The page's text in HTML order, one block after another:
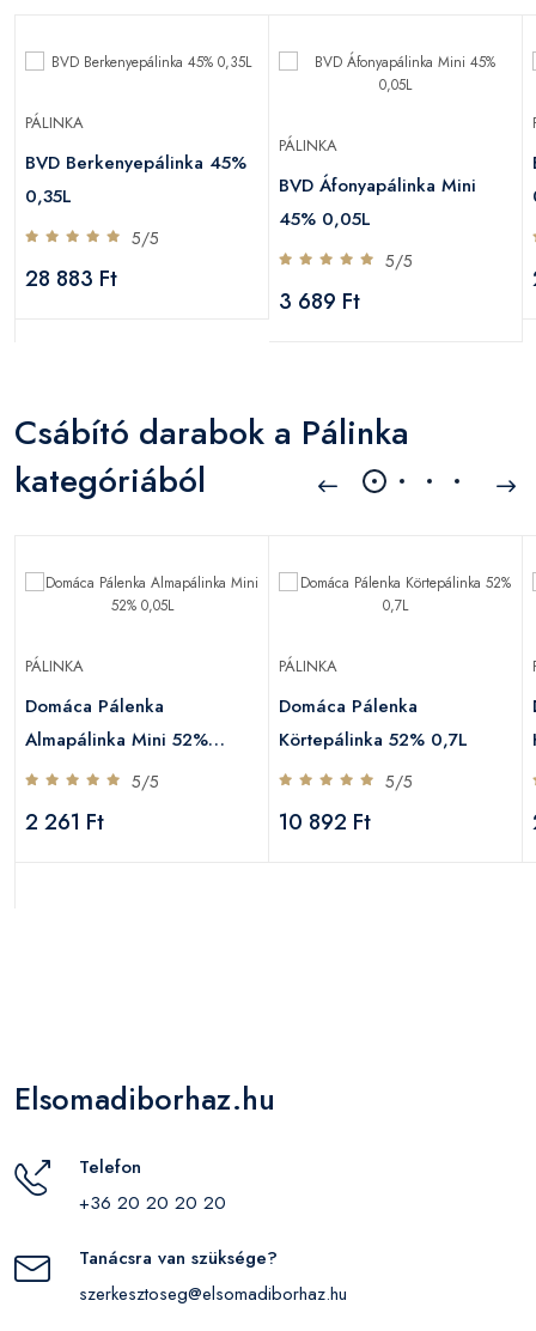
PÁLINKA
BVD Berkenyepálinka 45%
0,35L
5/5
28 883 Ft
PÁLINKA
BVD Áfonyapálinka Mini
45% 0,05L
5/5
3 689 Ft
Csábító darabok a Pálinka
kategóriából
PÁLINKA
Domáca Pálenka
Almapálinka Mini 52%
0,05L
5/5
2 261 Ft
PÁLINKA
Domáca Pálenka
Körtepálinka 52% 0,7L
5/5
10 892 Ft
Elsomadiborhaz.hu
Telefon
+36 20 20 20 20
Tanácsra van szüksége?
szerkesztoseg@elsomadiborhaz.hu